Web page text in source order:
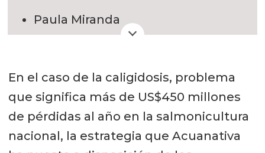
aproximaciones, la integración de
múltiples estrategias es esencial
del parásito asegurando resultados
sustentables en el tiempo.
Los resultados de estas estrategias
dependen de factores como las
importantes de la biotecnología en
el sur del país.
vez, cuenta con convenios firmados
en tres alianzas de colaboración con
la Universidad Católica de Temuco
(UCT), Universidad Austral de Chile
Paula Miranda
Desarrollo
pmiranda@acuanativa.cl
Macarena Cozmar
En el caso de la caligidosis, problema
que significa más de US$450 millones
de pérdidas al año en la salmonicultura
nacional, la estrategia que Acuanativa